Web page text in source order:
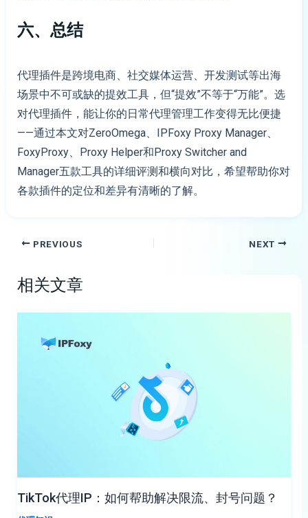
六、总结
代理插件是跨境电商、社交媒体运营、开发测试等出海
场景中不可或缺的提效工具，但“提效”不等于“万能”。选
对代理插件，能让你的日常代理管理工作变得无比便捷
——通过本文对ZeroOmega、IPFoxy Proxy Manager、
FoxyProxy、Proxy Helper和Proxy Switcher and
Manager五款工具的详细评测和横向对比，希望帮助你对
各款插件的定位和差异有清晰的了解。
PREVIOUS NEXT
相关文章
TikTok代理IP：如何帮助解决限流、封号问题？